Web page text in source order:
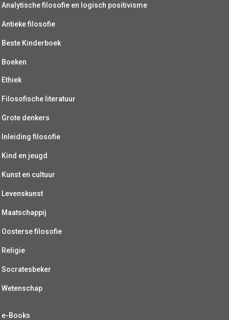
Analytische filosofie en logisch positivisme
Antieke filosofie
Beste Kinderboek
Boeken
Ethiek
Filosofische literatuur
Grote denkers
Inleiding filosofie
Kind en jeugd
Kunst en cultuur
Levenskunst
Maatschappij
Oosterse filosofie
Religie
Socratesbeker
Wetenschap
e-Books